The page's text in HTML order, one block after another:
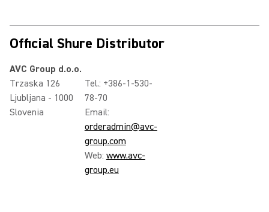
Official Shure Distributor
AVC Group d.o.o.
Trzaska 126
Ljubljana - 1000
Slovenia
Tel.: +386-1-530-
78-70
Email:
orderadmin@avc-
group.com
Web: www.avc-
group.eu